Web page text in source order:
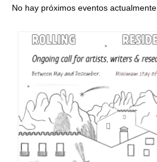
No hay próximos eventos actualmente.